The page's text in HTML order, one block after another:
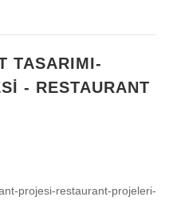
TASARIMI-
- RESTAURANT
projesi-restaurant-projeleri-